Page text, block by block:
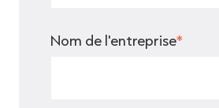
Nom de l'entreprise*